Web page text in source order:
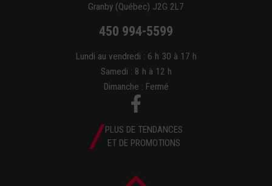
Granby (Québec) J2G 2L7
450 994-5599
Lundi au vendredi : 6 h 30 à 17 h
Samedi : 8 h à 12 h
Dimanche : Fermé
PLUS DE TENDANCES
ET DE PROMOTIONS